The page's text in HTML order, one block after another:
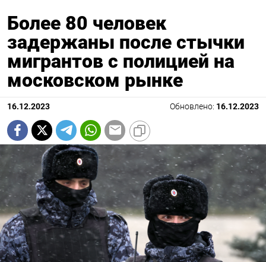
Более 80 человек
задержаны после стычки
мигрантов с полицией на
московском рынке
16.12.2023 Обновлено: 16.12.2023